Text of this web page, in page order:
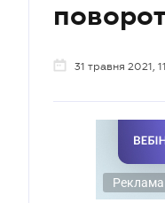
31 травня 2021,
Реклама